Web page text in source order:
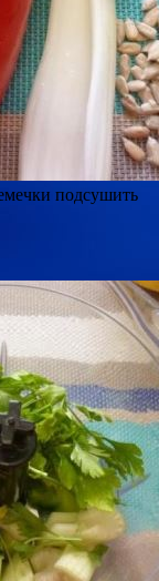
подсушить